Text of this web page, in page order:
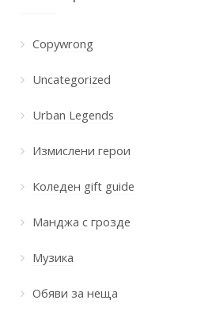
Copywrong
Uncategorized
Urban Legends
Измислени герои
Коледен gift guide
Манджа с грозде
Музика
Обяви за неща